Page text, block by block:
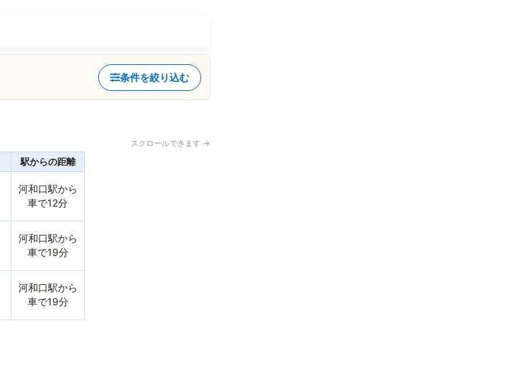
条件を絞り込む
スクロールできます →
駅からの距離
河和口駅から
車で12分
河和口駅から
車で19分
河和口駅から
車で19分